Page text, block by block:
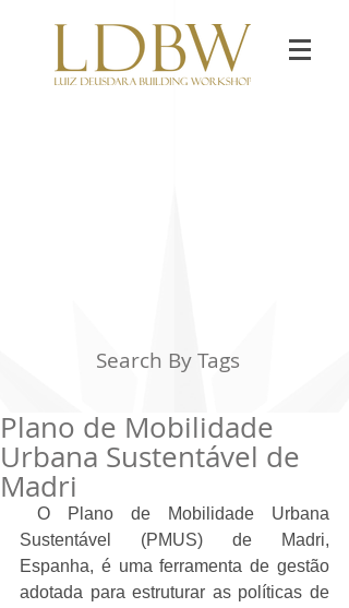
Search By Tags
Plano de Mobilidade
Urbana Sustentável de
Madri
Sustentável (PMUS) de Madri,
Espanha, é uma ferramenta de gestão
adotada para estruturar as políticas de